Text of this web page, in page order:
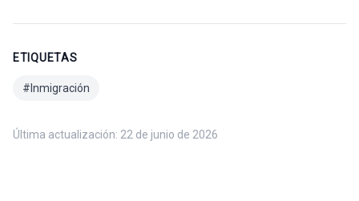
ETIQUETAS
# Inmigración
Última actualización: 22 de junio de 2026